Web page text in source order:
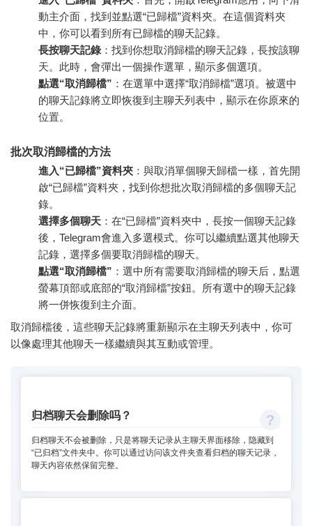
動主介面，找到並點選“已歸檔”資料夾。在這個資料夾
中，你可以看到所有已歸檔的聊天記錄。
長按聊天記錄：找到你想取消歸檔的聊天記錄，長按該聊
天。此時，會彈出一個操作選單，顯示多個選項。
點選“取消歸檔” ：在選單中選擇“取消歸檔”選項。被選中
的聊天記錄將立即恢復到主聊天列表中，顯示在你原來的
位置。
批次取消歸檔的方法
進入“已歸檔”資料夾 ：與取消單個聊天歸檔一樣，首先開
啟“已歸檔”資料夾，找到你想批次取消歸檔的多個聊天記
錄。
選擇多個聊天 ：在“已歸檔”資料夾中，長按一個聊天記錄
後，Telegram會進入多選模式。你可以繼續點選其他聊天
記錄，選擇多個要取消歸檔的聊天。
點選“取消歸檔” ：選中所有需要取消歸檔的聊天后，點選
螢幕頂部或底部的“取消歸檔”按鈕。所有選中的聊天記錄
將一併恢復到主介面。
取消歸檔後，這些聊天記錄將重新顯示在主聊天列表中，你可
以像處理其他聊天一樣繼續與其互動或管理。
归档聊天会删除吗？
归档聊天不会被删除，只是将聊天记录从主聊天界面移除，隐藏到
“已归档”文件夹中。你可以通过访问该文件夹查看归档的聊天记录，
聊天内容依然保留完整。